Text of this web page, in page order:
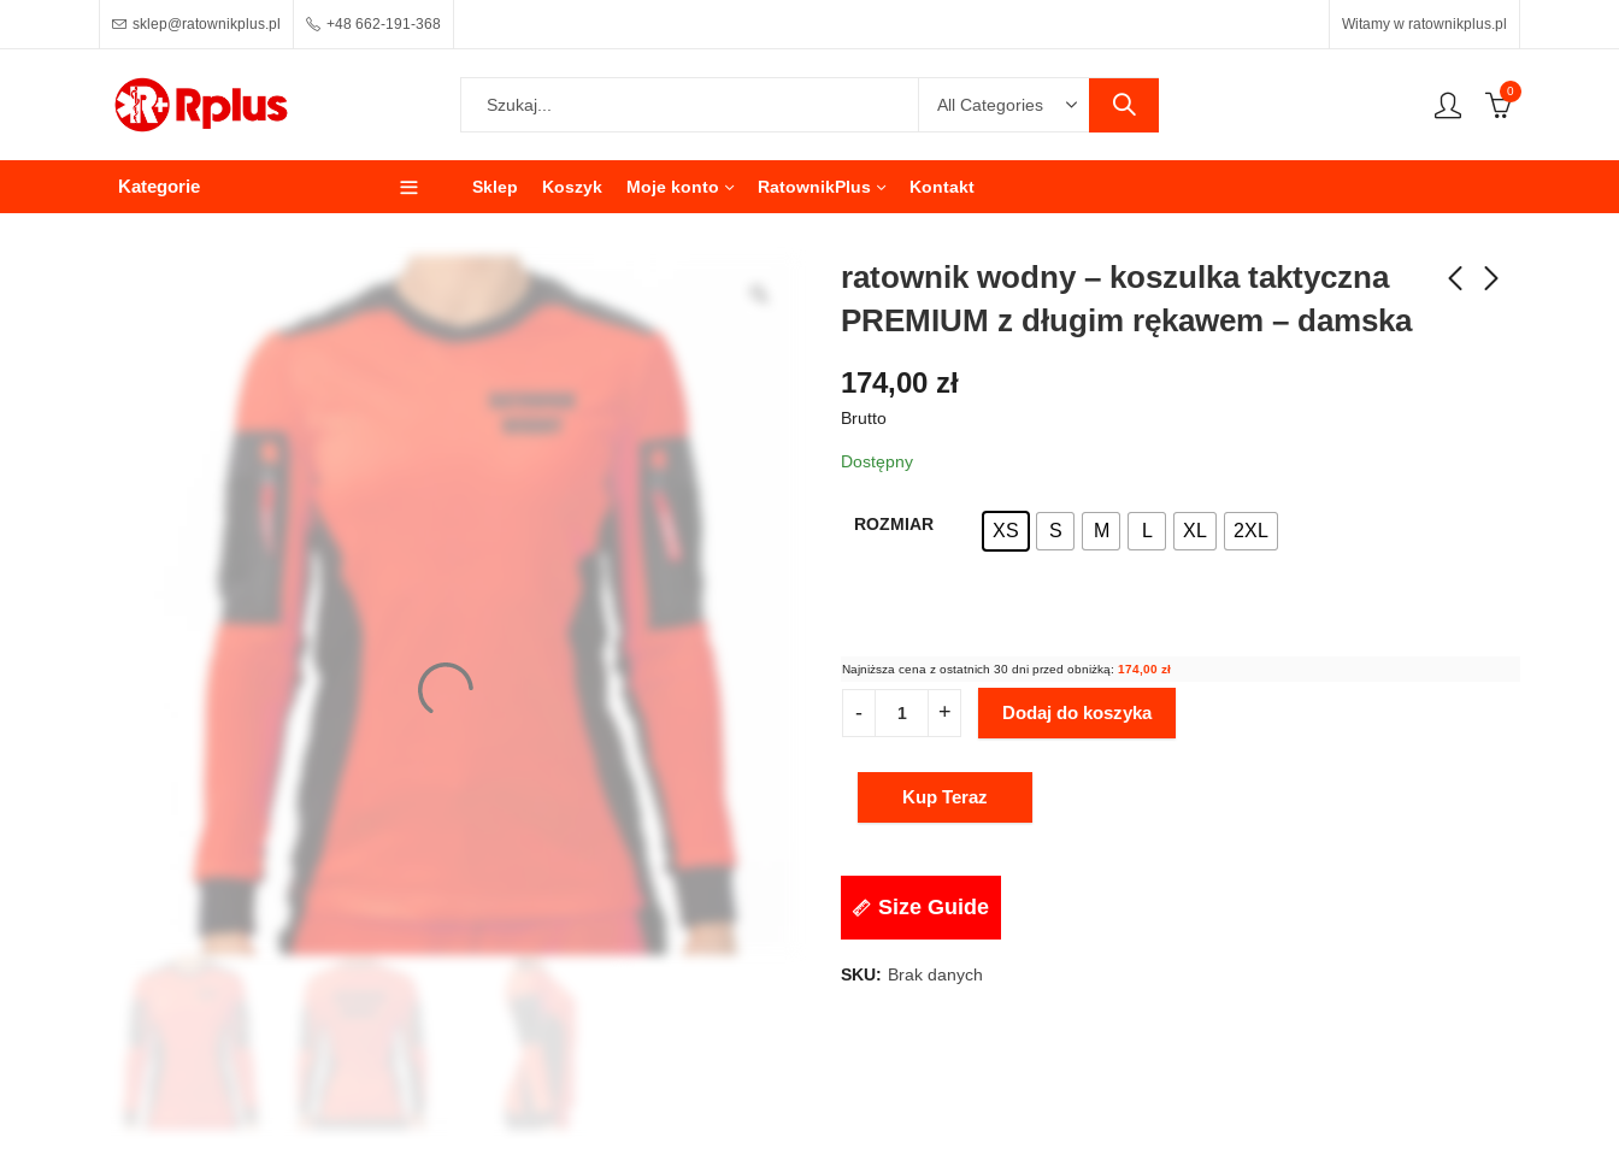
sklep@ratownikplus.pl +48 662-191-368 Witamy w ratownikplus.pl
0
Kategorie Sklep Koszyk Moje konto RatownikPlus Kontakt
ratownik wodny – koszulka taktyczna
PREMIUM z długim rękawem – damska
174,00 zł
Brutto
Dostępny
ROZMIAR XS S M L XL 2XL
Najniższa cena z ostatnich 30 dni przed obniżką: 174,00 zł
Dodaj do koszyka
Kup Teraz
Size Guide
SKU: Brak danych